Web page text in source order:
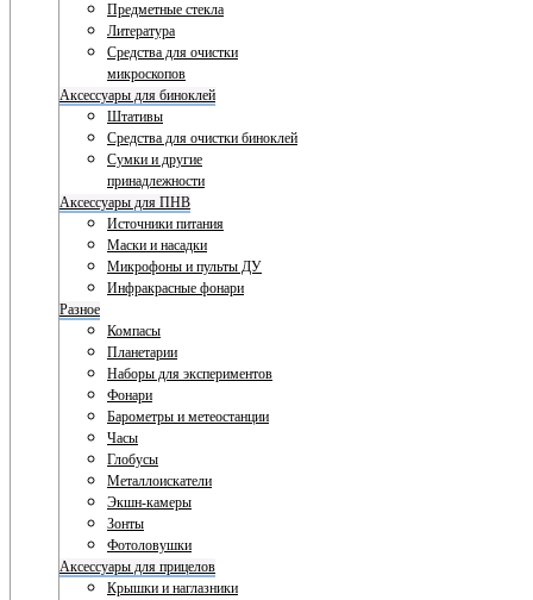
Предметные стекла
Литература
Средства для очистки
микроскопов
Аксессуары для биноклей
Штативы
Средства для очистки биноклей
Сумки и другие
принадлежности
Аксессуары для ПНВ
Источники питания
Маски и насадки
Микрофоны и пульты ДУ
Инфракрасные фонари
Разное
Компасы
Планетарии
Наборы для экспериментов
Фонари
Барометры и метеостанции
Часы
Глобусы
Металлоискатели
Экшн-камеры
Зонты
Фотоловушки
Аксессуары для прицелов
Крышки и наглазники